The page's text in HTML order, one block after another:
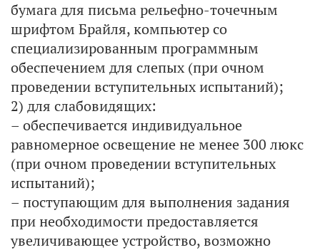
бумага для письма рельефно-точечным
шрифтом Брайля, компьютер со
специализированным программным
обеспечением для слепых (при очном
проведении вступительных испытаний);
2) для слабовидящих:
– обеспечивается индивидуальное
равномерное освещение не менее 300 люкс
(при очном проведении вступительных
испытаний);
– поступающим для выполнения задания
при необходимости предоставляется
увеличивающее устройство, возможно